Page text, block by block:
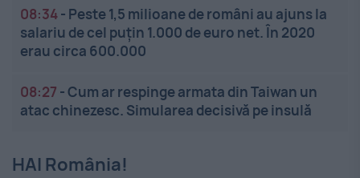
08:34- Peste 1,5 milioane de români au ajuns la
salariu de cel puțin 1.000 de euro net. În 2020
erau circa 600.000
08:27 -Cum ar respinge armata din Taiwan un
atac chinezesc. Simularea decisivă pe insulă
HAI România!